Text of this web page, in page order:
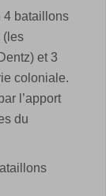
4 bataillons
(les
et 3
coloniale.
l’apport
du